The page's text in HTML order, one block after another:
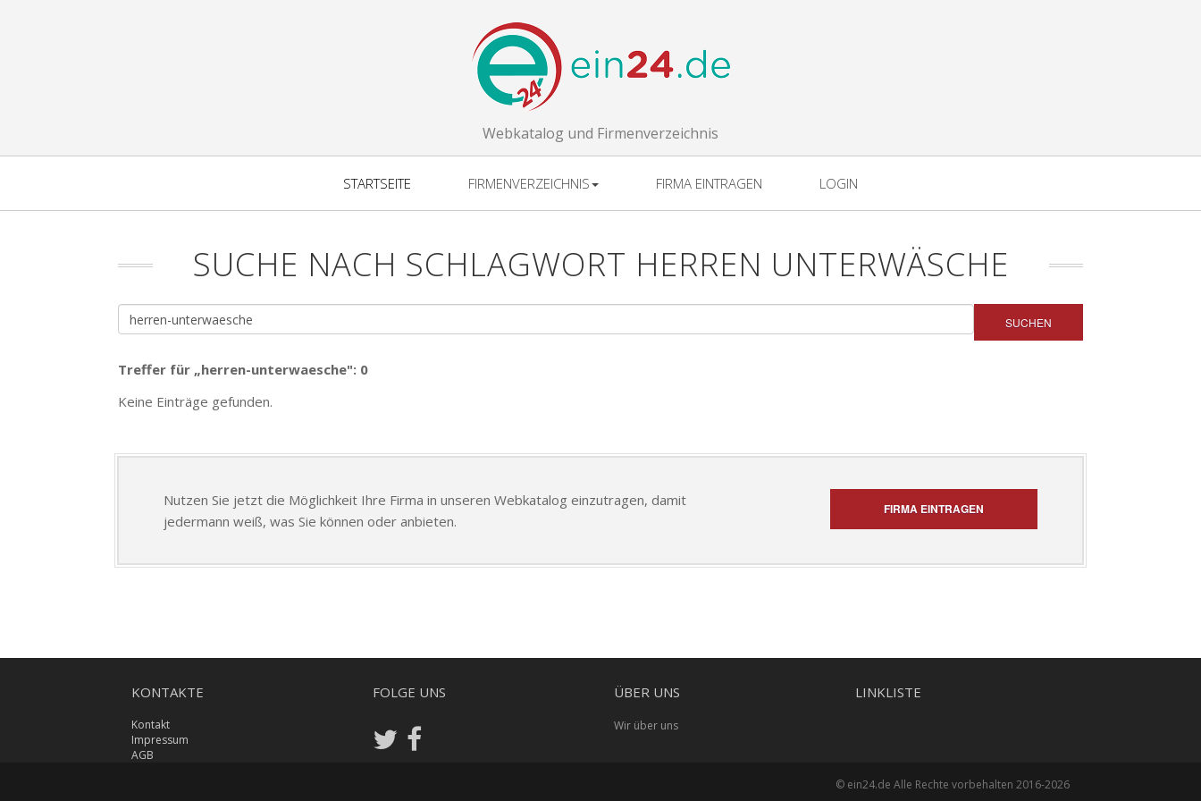
Webkatalog und Firmenverzeichnis
STARTSEITE FIRMENVERZEICHNIS FIRMA EINTRAGEN LOGIN
SUCHE NACH SCHLAGWORT HERREN UNTERWÄSCHE
SUCHEN
Treffer für „herren-unterwaesche": 0
Keine Einträge gefunden.
Nutzen Sie jetzt die Möglichkeit Ihre Firma in unseren Webkatalog einzutragen, damit
jedermann weiß, was Sie können oder anbieten.
FIRMA EINTRAGEN
KONTAKTE
Kontakt
Impressum
AGB
FOLGE UNS ÜBER UNS
Wir über uns
LINKLISTE
© ein24.de Alle Rechte vorbehalten 2016-2026